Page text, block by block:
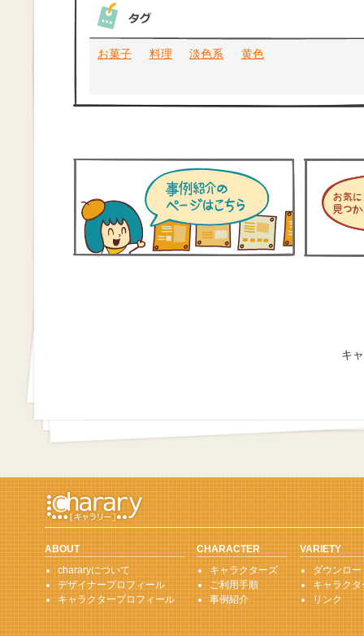
お菓子 料理 淡色系 黄色
キ
ABOUT
chararyについて
デザイナープロフィール
キャラクタープロフィール
CHARACTER
キャラクターズ
ご利用手順
事例紹介
VARIETY
ダウンロ
キャラク
リンク